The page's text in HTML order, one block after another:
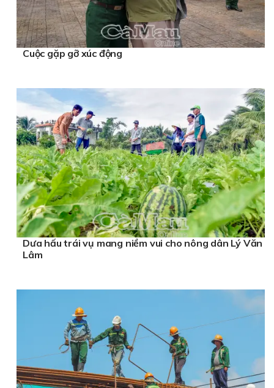
Cuộc gặp gỡ xúc động
Dưa hấu trái vụ mang niềm vui cho nông dân Lý Văn
Lâm